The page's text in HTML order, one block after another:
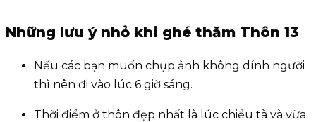
Những lưu ý nhỏ khi ghé thăm Thôn 13
Nếu các bạn muốn chụp ảnh không dính người
thì nên đi vào lúc 6 giờ sáng.
Thời điểm ở thôn đẹp nhất là lúc chiều tà và vừa